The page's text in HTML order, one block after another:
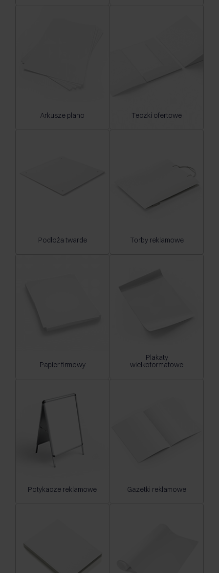
Arkusze plano Teczki ofertowe
Podłoża twarde Torby reklamowe
Papier firmowy
Plakaty
wielkoformatowe
Potykacze reklamowe Gazetki reklamowe